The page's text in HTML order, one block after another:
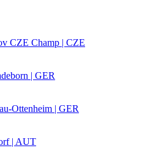
CZE Champ | CZE
| GER
Ottenheim | GER
| AUT